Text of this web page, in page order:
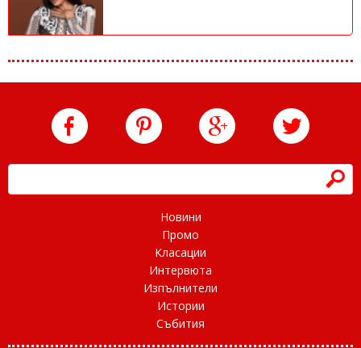
h
Новини
Промо
Класации
Интервюта
Изпълнители
Истории
Събития